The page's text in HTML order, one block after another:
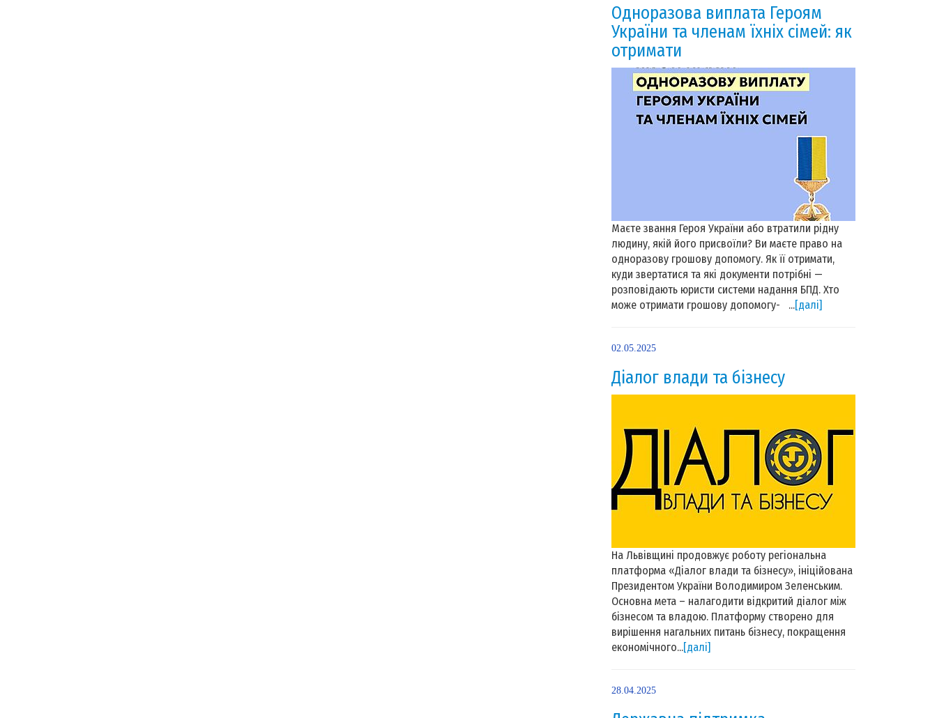
Одноразова виплата Героям
України та членам їхніх сімей: як
отримати
Маєте звання Героя України або втратили рідну
людину, якій його присвоїли? Ви маєте право на
одноразову грошову допомогу. Як її отримати,
куди звертатися та які документи потрібні —
розповідають юристи системи надання БПД. Хто
може отримати грошову допомогу- ...[далі]
02.05.2025
Діалог влади та бізнесу
На Львівщині продовжує роботу регіональна
платформа «Діалог влади та бізнесу», ініційована
Президентом України Володимиром Зеленським.
Основна мета – налагодити відкритий діалог між
бізнесом та владою. Платформу створено для
вирішення нагальних питань бізнесу, покращення
економічного...[далі]
28.04.2025